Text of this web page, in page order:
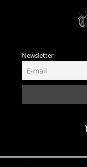
Newsletter